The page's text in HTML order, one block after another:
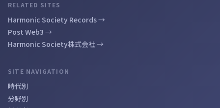
RELATED SITES
Harmonic Society Records →
Post Web3 →
Harmonic Society株式会社 →
SITE NAVIGATION
時代別
分野別